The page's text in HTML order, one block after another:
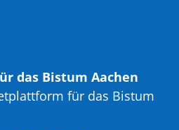
das Bistum Aachen
für das Bistum